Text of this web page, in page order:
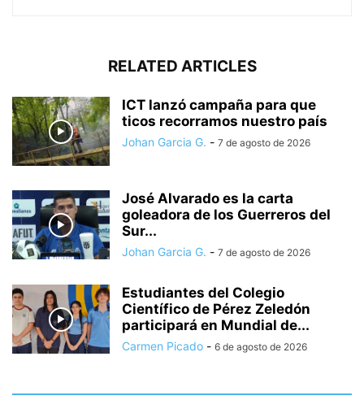
RELATED ARTICLES
ICT lanzó campaña para que
ticos recorramos nuestro país
Johan Garcia G. - 7 de agosto de 2026
José Alvarado es la carta
goleadora de los Guerreros del
Sur...
Johan Garcia G. - 7 de agosto de 2026
Estudiantes del Colegio
Científico de Pérez Zeledón
participará en Mundial de...
Carmen Picado - 6 de agosto de 2026